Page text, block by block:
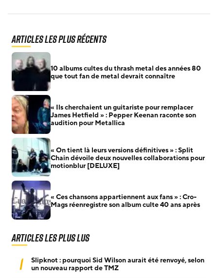
Articles les plus récents
10 albums cultes du thrash metal des années 80
que tout fan de metal devrait connaître
« Ils cherchaient un guitariste pour remplacer
James Hetfield » : Pepper Keenan raconte son
audition pour Metallica
« On tient là leurs versions définitives » : Split
Chain dévoile deux nouvelles collaborations pour
motionblur [DELUXE]
« Ces chansons appartiennent aux fans » : Cro-
Mags réenregistre son album culte 40 ans après
Articles les plus lus
1
Slipknot : pourquoi Sid Wilson aurait été renvoyé, selon
un nouveau rapport de TMZ